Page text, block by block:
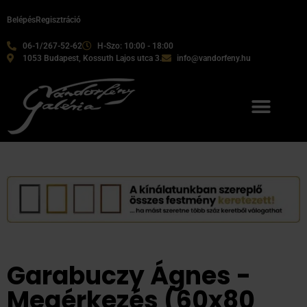
06-1/267-52-62
H-Szo: 10:00 - 18:00
1053 Budapest, Kossuth Lajos utca 3.
info@vandorfeny.hu
BelépésRegisztráció
Garabuczy Ágnes -